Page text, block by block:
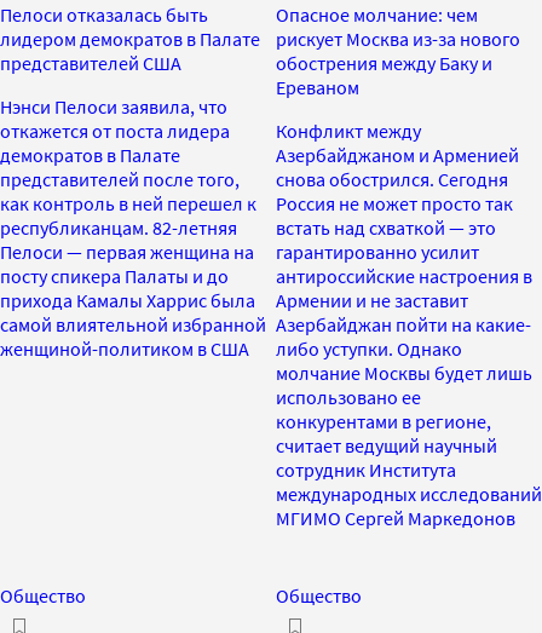
Пелоси отказалась быть
лидером демократов в Палате
представителей США
Нэнси Пелоси заявила, что
откажется от поста лидера
демократов в Палате
представителей после того,
как контроль в ней перешел к
республиканцам. 82-летняя
Пелоси — первая женщина на
посту спикера Палаты и до
прихода Камалы Харрис была
самой влиятельной избранной
женщиной-политиком в США
Опасное молчание: чем
рискует Москва из-за нового
обострения между Баку и
Ереваном
Конфликт между
Азербайджаном и Арменией
снова обострился. Сегодня
Россия не может просто так
встать над схваткой — это
гарантированно усилит
антироссийские настроения в
Армении и не заставит
Азербайджан пойти на какие-
либо уступки. Однако
молчание Москвы будет лишь
использовано ее
конкурентами в регионе,
считает ведущий научный
сотрудник Института
международных исследований
МГИМО Сергей Маркедонов
Общество Общество